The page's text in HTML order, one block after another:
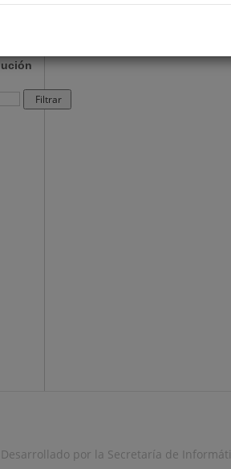
Filtrar
Desarrollado por la Secretaría de